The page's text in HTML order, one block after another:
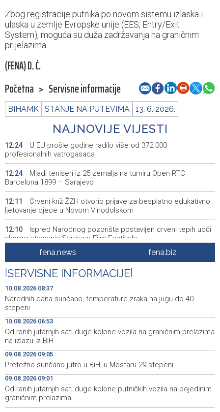
Zbog registracije putnika po novom sistemu izlaska i
ulaska u zemlje Evropske unije (EES, Entry/Exit
System), moguća su duža zadržavanja na graničnim
prijelazima.
(FENA) D. Ć.
Početna > Servisne informacije
BIHAMK STANJE NA PUTEVIMA 13. 6. 2026.
NAJNOVIJE VIJESTI
12:24
U EU prošle godine radilo više od 372.000
profesionalnih vatrogasaca
12:24
Mladi teniseri iz 25 zemalja na turniru Open RTC
Barcelona 1899 – Sarajevo
12:11
Crveni križ ŽZH otvorio prijave za besplatno edukativno
ljetovanje djece u Novom Vinodolskom
12:10
Ispred Narodnog pozorišta postavljen crveni tepih uoči
skorog otvaranja Sarajevo Film Festivala
Lendo u Mokronogama: Odgovornost je izgraditi državu
u kojoj se zlo nikada i nikome neće ponoviti
12:00
Potpisani kolektivni ugovori u HBŽ-u: Veće plaće u
zdravstvu, obrazovanju i upravi
11:42
EU has no clear plan for Western Balkans
11:30
Buldić-Bešić: Svaka doza darovane krvi predstavlja novu
priliku za nastavak liječenja i ozdravljenje
11:29 Jedna osoba teško povrijeđena u pucnjavi u Brčkom
11:28
Mađarski javni servis mjesec bez vijesti, nova vlast
najavljuje obnovu medijskog sistema
fena.news fena.biz
SERVISNE INFORMACIJE
10.08.2026 08:37
Narednih dana sunčano, temperature zraka na jugu do 40
stepeni
10.08.2026 06:53
Od ranih jutarnjih sati duge kolone vozila na graničnim prelazima
na izlazu iz BiH
09.08.2026 09:05
Pretežno sunčano jutro u BiH, u Mostaru 29 stepeni
09.08.2026 09:01
Od ranih jutarnjih sati duge kolone putničkih vozila na pojedinim
graničnim prelazima